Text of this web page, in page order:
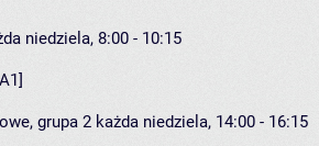
niedziela, 8:00 - 10:15
grupa 2 każda niedziela, 14:00 - 16:15